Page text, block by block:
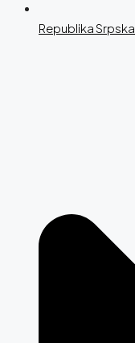
Republika Srpska